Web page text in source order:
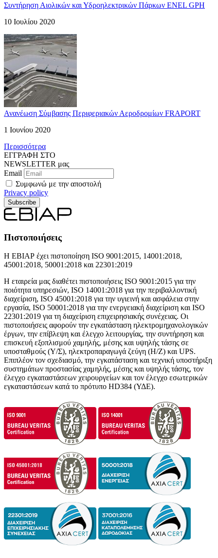
Συντήρηση Αιολικών και Υδροηλεκτρικών Πάρκων ENEL GPH
10 Ιουλίου 2020
Ανανέωση Σύμβασης Περιφεριακών Αεροδρομίων FRAPORT
1 Ιουνίου 2020
Περισσότερα
ΕΓΓΡΑΦΗ ΣΤΟ
NEWSLETTER μας
Email
Συμφωνώ με την αποστολή
Privacy policy
Subscribe
Πιστοποιήσεις
Η ΕΒΙΑΡ έχει πιστοποίηση ISO 9001:2015, 14001:2018,
45001:2018, 50001:2018 και 22301:2019
Η εταιρεία μας διαθέτει πιστοποιήσεις ISO 9001:2015 για την
ποιότητα υπηρεσιών, ISO 14001:2018 για την περιβαλλοντική
διαχείριση, ISO 45001:2018 για την υγιεινή και ασφάλεια στην
εργασία, ISO 50001:2018 για την ενεργειακή διαχείριση και ISO
22301:2019 για τη διαχείριση επιχειρησιακής συνέχειας. Οι
πιστοποιήσεις αφορούν την εγκατάσταση ηλεκτρομηχανολογικών
έργων, την επίβλεψη και έλεγχο λειτουργίας, την συντήρηση και
επισκευή εξοπλισμού χαμηλής, μέσης και υψηλής τάσης σε
υποσταθμούς (Υ/Σ), ηλεκτροπαραγωγά ζεύγη (Η/Ζ) και UPS.
Επιπλέον τον σχεδιασμό, την εγκατάσταση και τεχνική υποστήριξη
συστημάτων προστασίας χαμηλής, μέσης και υψηλής τάσης, τον
έλεγχο εγκαταστάσεων χειρουργείων και τον έλεγχο εσωτερικών
εγκαταστάσεων κατά το πρότυπο HD384 (ΥΔΕ).